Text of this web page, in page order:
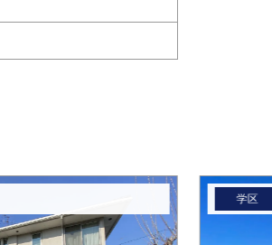
学区